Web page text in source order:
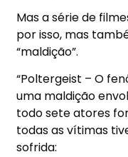
Mas a série de
por isso, mas
“maldição”.
“Poltergeist – O
uma maldição
todo sete atores
todas as vítimas
sofrida: